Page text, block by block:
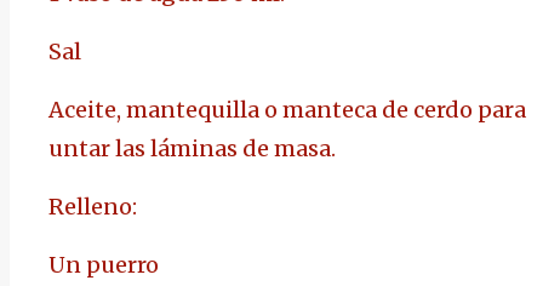
Sal
Aceite, mantequilla o manteca de cerdo para
untar las láminas de masa.
Relleno:
Un puerro